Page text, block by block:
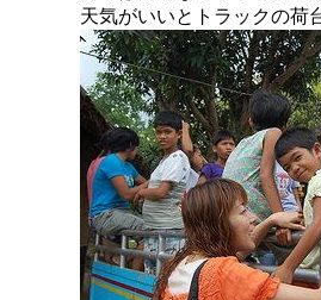
天気がいいとトラックの荷